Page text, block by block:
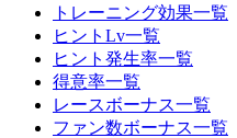
トレーニング効果一覧
ヒントLv一覧
ヒント発生率一覧
得意率一覧
レースボーナス一覧
ファン数ボーナス一覧